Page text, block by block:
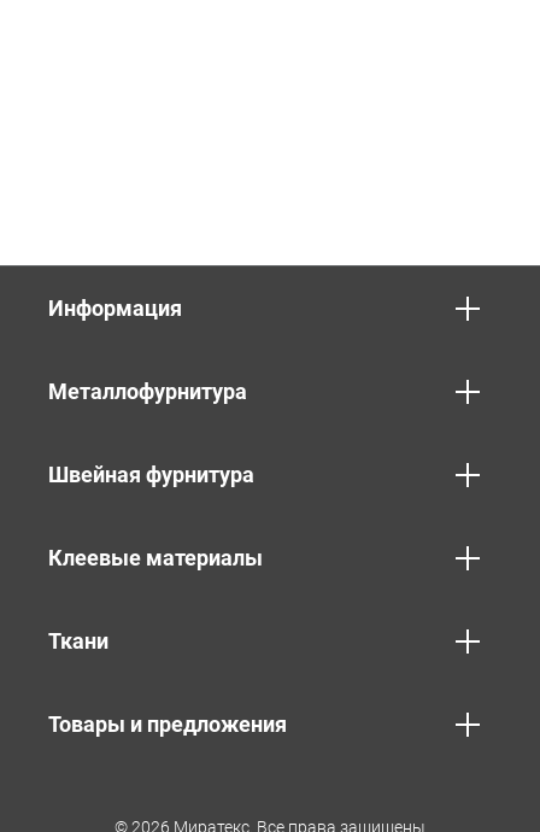
Информация
Металлофурнитура
Швейная фурнитура
Клеевые материалы
Ткани
Товары и предложения
© 2026 Миратекс. Все права защищены